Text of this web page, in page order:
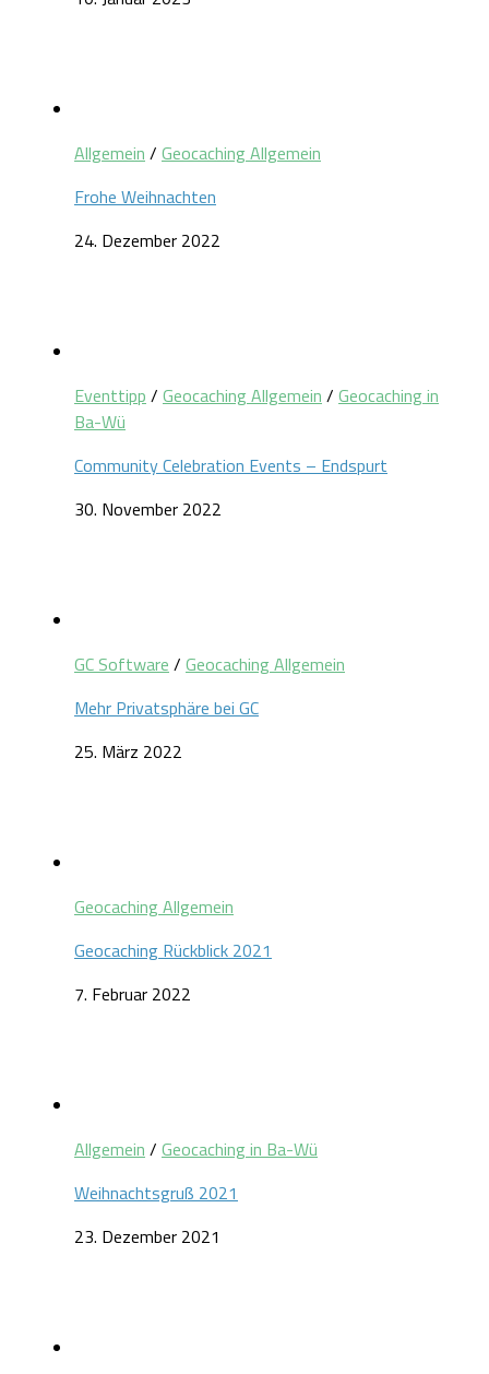
Allgemein / Geocaching Allgemein
Frohe Weihnachten
24. Dezember 2022
Eventtipp / Geocaching Allgemein / Geocaching in
Ba-Wü
Community Celebration Events – Endspurt
30. November 2022
GC Software / Geocaching Allgemein
Mehr Privatsphäre bei GC
25. März 2022
Geocaching Allgemein
Geocaching Rückblick 2021
7. Februar 2022
Allgemein / Geocaching in Ba-Wü
Weihnachtsgruß 2021
23. Dezember 2021